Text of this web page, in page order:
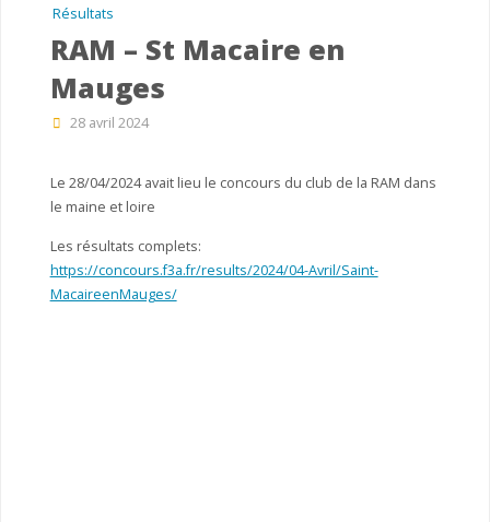
Résultats
RAM – St Macaire en
Mauges
28 avril 2024
Le 28/04/2024 avait lieu le concours du club de la RAM dans
le maine et loire
Les résultats complets:
https://concours.f3a.fr/results/2024/04-Avril/Saint-
MacaireenMauges/